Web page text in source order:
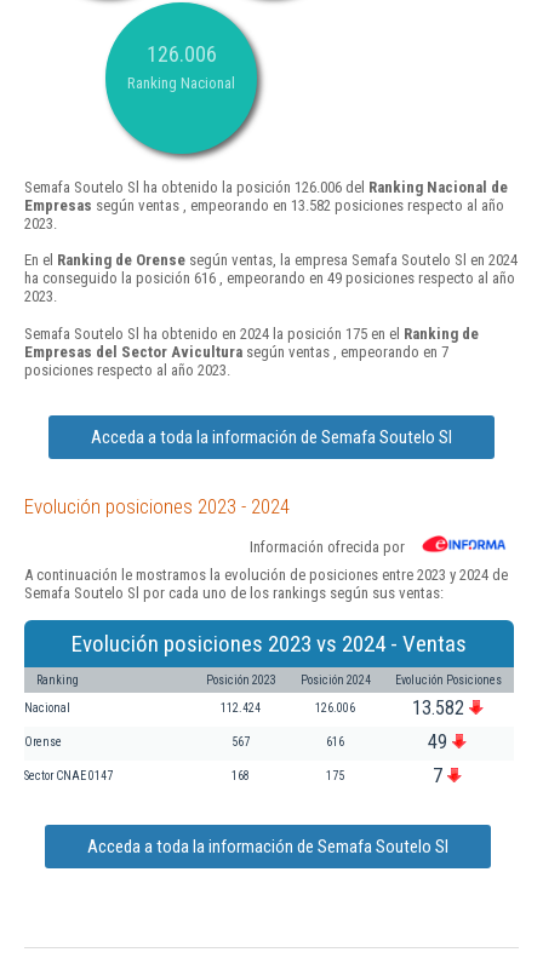
126.006
Ranking Nacional
Semafa Soutelo Sl ha obtenido la posición 126.006 del Ranking Nacional de
Empresas según ventas , empeorando en 13.582 posiciones respecto al año
2023.
En el Ranking de Orense según ventas, la empresa Semafa Soutelo Sl en 2024
ha conseguido la posición 616 , empeorando en 49 posiciones respecto al año
2023.
Semafa Soutelo Sl ha obtenido en 2024 la posición 175 en el Ranking de
Empresas del Sector Avicultura según ventas , empeorando en 7
posiciones respecto al año 2023.
Acceda a toda la información de Semafa Soutelo Sl
Evolución posiciones 2023 - 2024
Información ofrecida por
A continuación le mostramos la evolución de posiciones entre 2023 y 2024 de
Semafa Soutelo Sl por cada uno de los rankings según sus ventas:
Evolución posiciones 2023 vs 2024 - Ventas
Ranking Posición 2023 Posición 2024 Evolución Posiciones
Nacional 112.424 126.006 13.582
Orense 567 616 49
Sector CNAE 0147 168 175 7
Acceda a toda la información de Semafa Soutelo Sl